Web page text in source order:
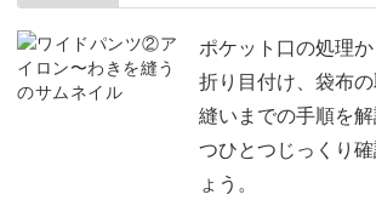
機能性バツグンの使いやすさ
このワイドパンツは、ウエスト全体がゴ
前パンツを裁断する
後ろパンツを裁断する
ポケット布を裁断する
ポケット口の処理
折り目付け、袋布
縫いまでの手順を
つひとつじっくり
ょう。